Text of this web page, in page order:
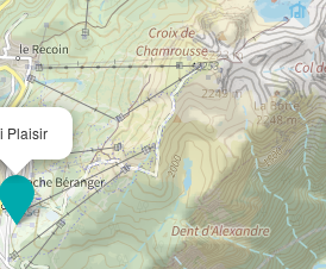
Plaisir